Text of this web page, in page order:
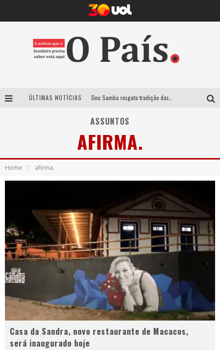
ÚLTIMAS NOTÍCIAS
Suzy Brasil traz humor ácido e contos de fadas “nonsense” para Belo Horizonte com o espetáculo “Uma Noite Horripilante”
ASSUNTOS
AFIRMA.
Home afirma.
Casa da Sandra, novo restaurante de Macacos,
será inaugurado hoje